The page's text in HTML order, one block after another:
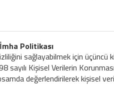
Politikası
sağlayabilmek için
sayılı Kişisel Verilerin
değerlendirilerek kişisel